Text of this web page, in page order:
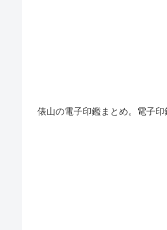
俵山の電子印鑑まとめ。電子